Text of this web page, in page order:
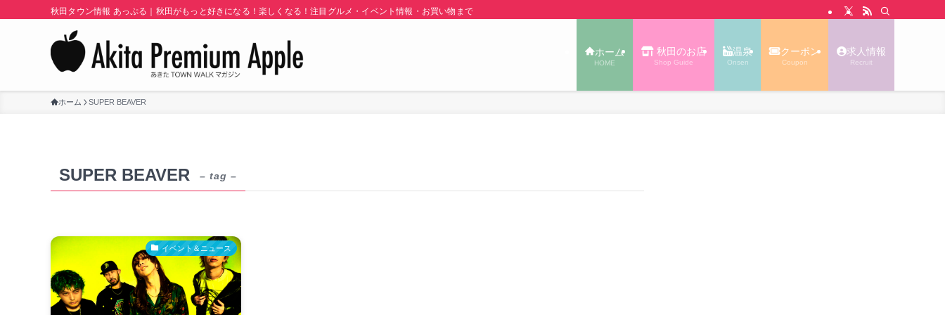
秋田タウン情報 あっぷる｜秋田がもっと好きになる！楽しくなる！注目グルメ・イベント情報・お買い物まで秋田の旬の街ネタをご紹介！ | あきた TOWN WALK あっぷる｜秋田タウン情報
ホーム
HOME
秋田のお店
Shop Guide
温泉
Onsen
クーポン
Coupon
求人情報
Recruit
ホーム SUPER BEAVER
SUPER BEAVER – tag –
イベント＆ニュース